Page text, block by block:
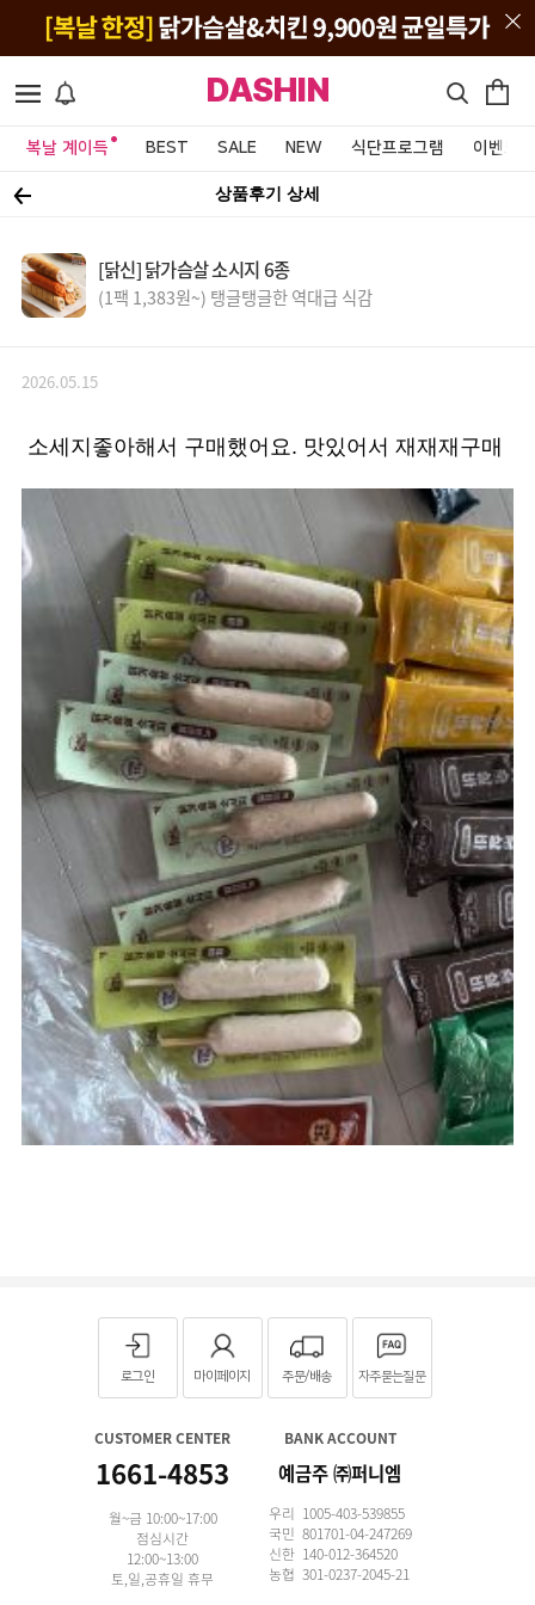
DASHIN
복날 계이득 BEST SALE NEW 식단프로그램 이벤트&
상품후기 상세
[닭신] 닭가슴살 소시지 6종
(1팩 1,383원~) 탱글탱글한 역대급 식감
2026.05.15
소세지좋아해서 구매했어요. 맛있어서 재재재구매
로그인 마이페이지 주문/배송 자주묻는질문
CUSTOMER CENTER
1661-4853
월~금 10:00~17:00
점심시간
12:00~13:00
토,일,공휴일 휴무
BANK ACCOUNT
예금주 ㈜퍼니엠
우리 1005-403-539855
국민 801701-04-247269
신한 140-012-364520
농협 301-0237-2045-21